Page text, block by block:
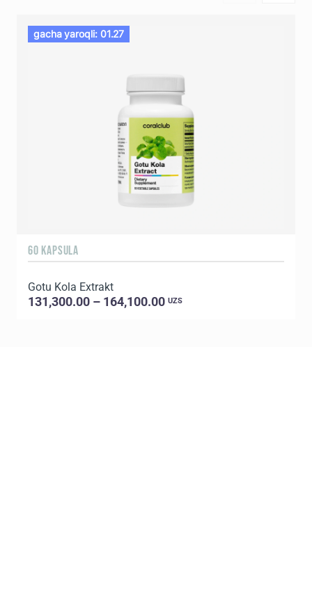
gacha yaroqli: 01.27
60 KAPSULA
Gotu Kola Extrakt
131,300.00 – 164,100.00 UZS